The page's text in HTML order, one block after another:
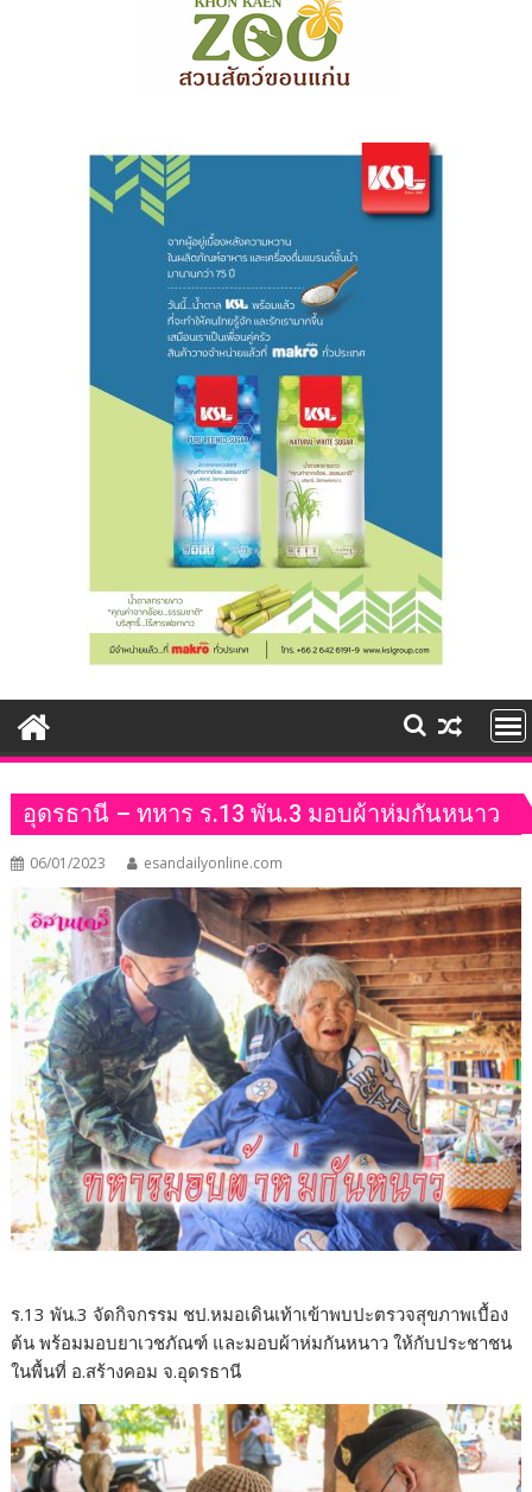
อุดรธานี – ทหาร ร.13 พัน.3 มอบผ้าห่มกันหนาว
06/01/2023 esandailyonline.com
ร.13 พัน.3 จัดกิจกรรม ชป.หมอเดินเท้าเข้าพบปะตรวจสุขภาพเบื้อง
ต้น พร้อมมอบยาเวชภัณฑ์ และมอบผ้าห่มกันหนาว ให้กับประชาชน
ในพื้นที่ อ.สร้างคอม จ.อุดรธานี